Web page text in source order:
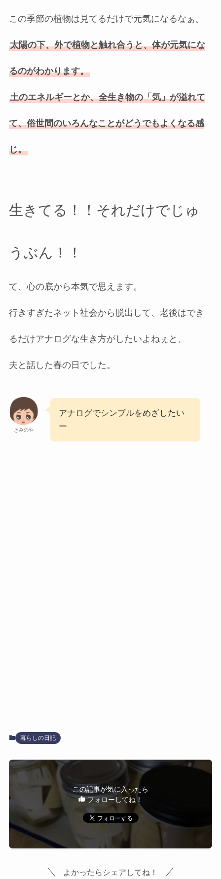
この季節の植物は見てるだけで元気になるなぁ。
太陽の下、外で植物と触れ合うと、体が元気にな
るのがわかります。
土のエネルギーとか、全生き物の「気」が溢れて
て、俗世間のいろんなことがどうでもよくなる感
じ。
生きてる！！それだけでじゅ
うぶん！！
て、心の底から本気で思えます。
行きすぎたネット社会から脱出して、老後はでき
るだけアナログな生き方がしたいよねぇと、
夫と話した春の日でした。
きみのや
アナログでシンプルをめざしたい
ー
暮らしの日記
この記事が気に入ったら
フォローしてね！
よかったらシェアしてね！